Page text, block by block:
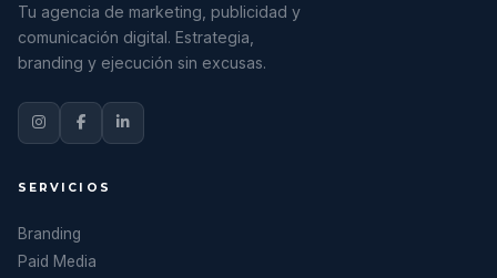
Tu agencia de marketing, publicidad y
comunicación digital. Estrategia,
branding y ejecución sin excusas.
SERVICIOS
Branding
Paid Media